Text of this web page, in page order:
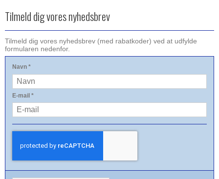
Tilmeld dig vores nyhedsbrev
Tilmeld dig vores nyhedsbrev (med rabatkoder) ved at udfylde
formularen nedenfor.
Navn *
E-mail *